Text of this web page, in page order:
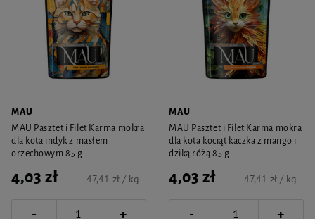
MAU
MAU Pasztet i Filet Karma mokra
dla kota indyk z masłem
orzechowym 85 g
4,03 zł 47,41 zł / kg
- +
MAU
MAU Pasztet i Filet Karma mokra
dla kota kociąt kaczka z mango i
dziką różą 85 g
4,03 zł 47,41 zł / kg
- +